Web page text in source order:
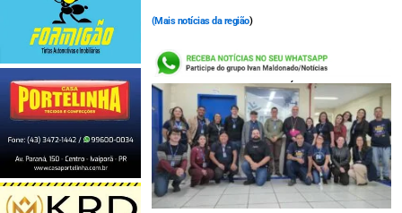
(Mais notícias da região)
LEIA TAMBÉM: